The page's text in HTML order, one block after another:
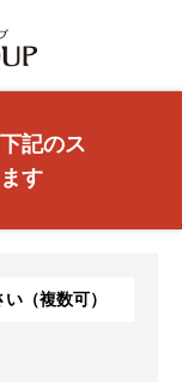
記のス
す
（複数可）